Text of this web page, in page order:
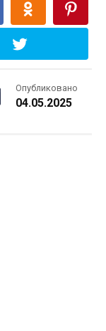
Опубликовано
04.05.2025